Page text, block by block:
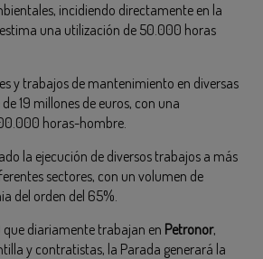
incidiendo directamente en la
una utilización de 50.000 horas
y trabajos de mantenimiento en diversas
19 millones de euros, con una
horas-hombre.
la ejecución de diversos trabajos a más
sectores, con un volumen de
del orden del 65%.
que diariamente trabajan en Petronor,
y contratistas, la Parada generará la